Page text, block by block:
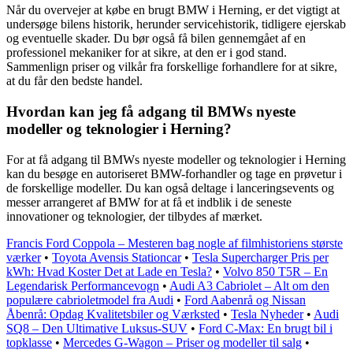
Når du overvejer at købe en brugt BMW i Herning, er det vigtigt at
undersøge bilens historik, herunder servicehistorik, tidligere ejerskab
og eventuelle skader. Du bør også få bilen gennemgået af en
professionel mekaniker for at sikre, at den er i god stand.
Sammenlign priser og vilkår fra forskellige forhandlere for at sikre,
at du får den bedste handel.
Hvordan kan jeg få adgang til BMWs nyeste
modeller og teknologier i Herning?
For at få adgang til BMWs nyeste modeller og teknologier i Herning
kan du besøge en autoriseret BMW-forhandler og tage en prøvetur i
de forskellige modeller. Du kan også deltage i lanceringsevents og
messer arrangeret af BMW for at få et indblik i de seneste
innovationer og teknologier, der tilbydes af mærket.
Francis Ford Coppola – Mesteren bag nogle af filmhistoriens største
værker• Toyota Avensis Stationcar• Tesla Supercharger Pris per
kWh: Hvad Koster Det at Lade en Tesla? • Volvo 850 T5R – En
Legendarisk Performancevogn • Audi A3 Cabriolet – Alt om den
populære cabrioletmodel fra Audi • Ford Aabenrå og Nissan
Åbenrå: Opdag Kvalitetsbiler og Værksted • Tesla Nyheder• Audi
SQ8 – Den Ultimative Luksus-SUV • Ford C-Max: En brugt bil i
topklasse • Mercedes G-Wagon – Priser og modeller til salg •